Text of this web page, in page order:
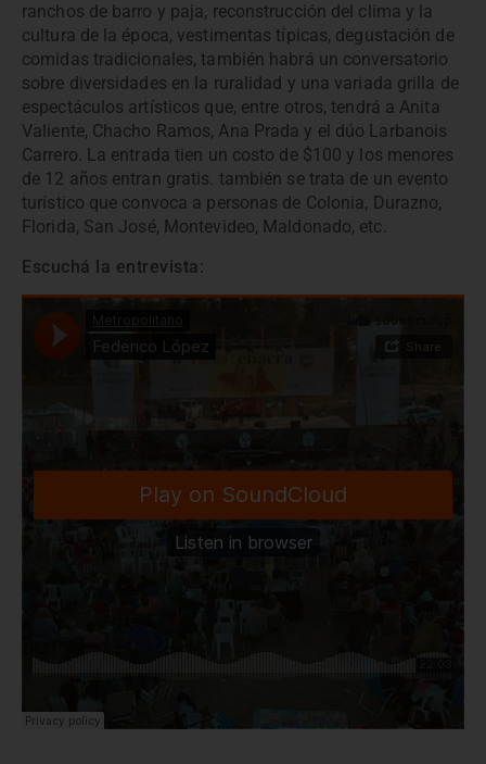
ranchos de barro y paja, reconstrucción del clima y la
cultura de la época, vestimentas típicas, degustación de
comidas tradicionales, también habrá un conversatorio
sobre diversidades en la ruralidad y una variada grilla de
espectáculos artísticos que, entre otros, tendrá a Anita
Valiente, Chacho Ramos, Ana Prada y el dúo Larbanois
Carrero. La entrada tien un costo de $100 y los menores
de 12 años entran gratis. también se trata de un evento
turístico que convoca a personas de Colonia, Durazno,
Florida, San José, Montevideo, Maldonado, etc.
Escuchá la entrevista: